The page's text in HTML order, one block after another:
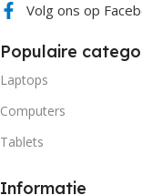
Volg ons op
Populaire
Laptops
Computers
Tablets
Informatie